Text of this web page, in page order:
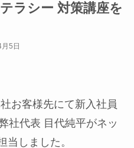
ラシー 対策講座を
5日
お客様先にて新入社員
社代表 目代純平がネッ
当しました。